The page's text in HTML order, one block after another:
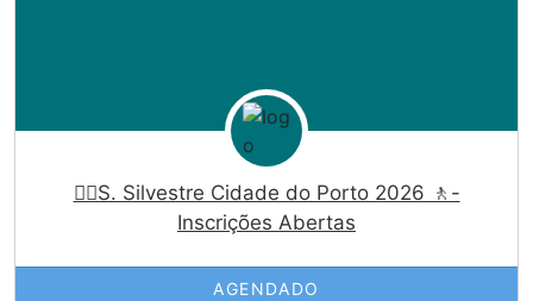
🏃‍♀️S. Silvestre Cidade do Porto 2026 🚶-
Inscrições Abertas
AGENDADO